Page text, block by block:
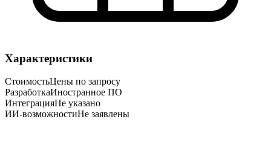
Характеристики
СтоимостьЦены по запросу
РазработкаИностранное ПО
ИнтеграцияНе указано
ИИ-возможностиНе заявлены